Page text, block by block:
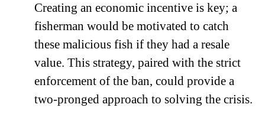
Creating an economic incentive is key; a
fisherman would be motivated to catch
these malicious fish if they had a resale
value. This strategy, paired with the strict
enforcement of the ban, could provide a
two-pronged approach to solving the crisis.